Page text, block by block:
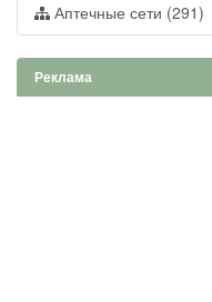
Аптечные сети (291)
Реклама